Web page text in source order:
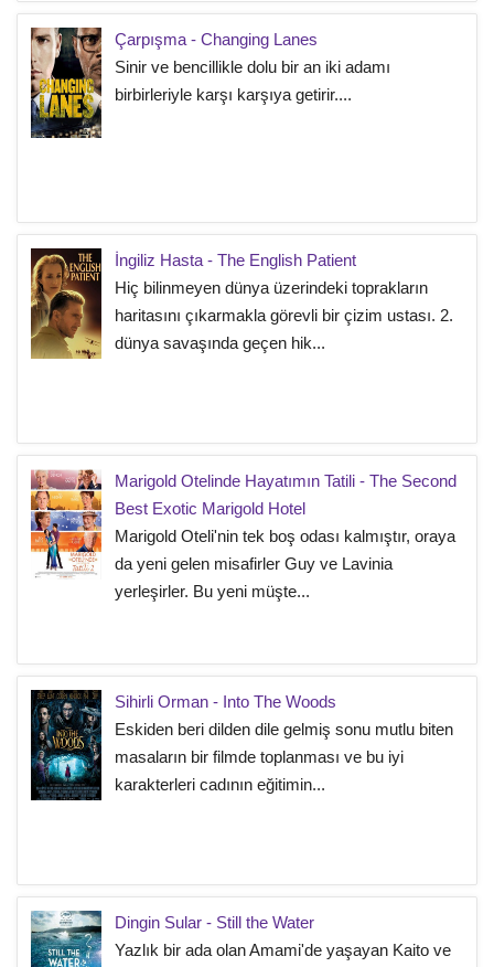
Çarpışma - Changing Lanes
Sinir ve bencillikle dolu bir an iki adamı
birbirleriyle karşı karşıya getirir....
İngiliz Hasta - The English Patient
Hiç bilinmeyen dünya üzerindeki toprakların
haritasını çıkarmakla görevli bir çizim ustası. 2.
dünya savaşında geçen hik...
Marigold Otelinde Hayatımın Tatili - The Second
Best Exotic Marigold Hotel
Marigold Oteli'nin tek boş odası kalmıştır, oraya
da yeni gelen misafirler Guy ve Lavinia
yerleşirler. Bu yeni müşte...
Sihirli Orman - Into The Woods
Eskiden beri dilden dile gelmiş sonu mutlu biten
masaların bir filmde toplanması ve bu iyi
karakterleri cadının eğitimin...
Dingin Sular - Still the Water
Yazlık bir ada olan Amami'de yaşayan Kaito ve